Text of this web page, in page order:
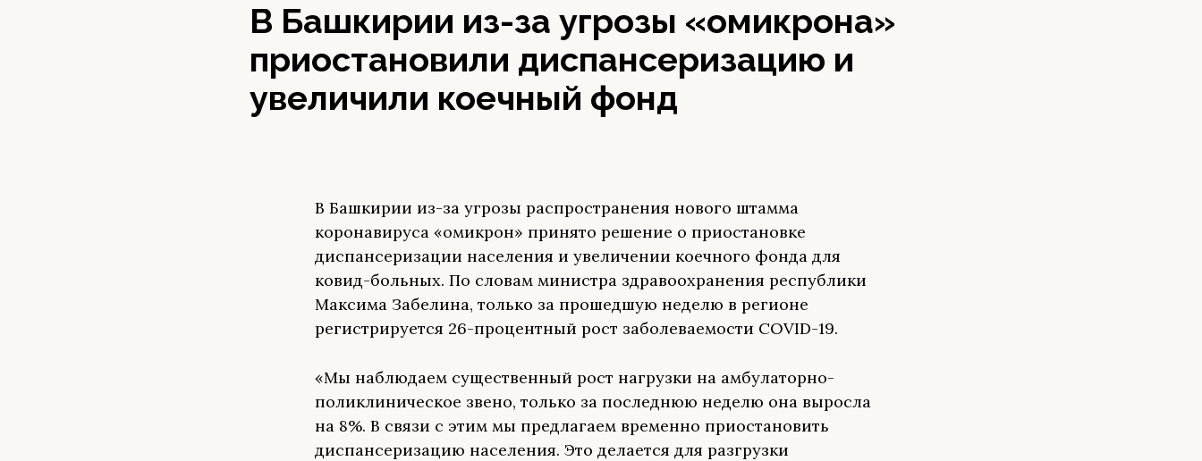
В Башкирии из-за угрозы «омикрона»
приостановили диспансеризацию и
увеличили коечный фонд
В Башкирии из-за угрозы распространения нового штамма
коронавируса «омикрон» принято решение о приостановке
диспансеризации населения и увеличении коечного фонда для
ковид-больных. По словам министра здравоохранения республики
Максима Забелина, только за прошедшую неделю в регионе
регистрируется 26-процентный рост заболеваемости COVID-19.
«Мы наблюдаем существенный рост нагрузки на амбулаторно-
поликлиническое звено, только за последнюю неделю она выросла
на 8%. В связи с этим мы предлагаем временно приостановить
диспансеризацию населения. Это делается для разгрузки